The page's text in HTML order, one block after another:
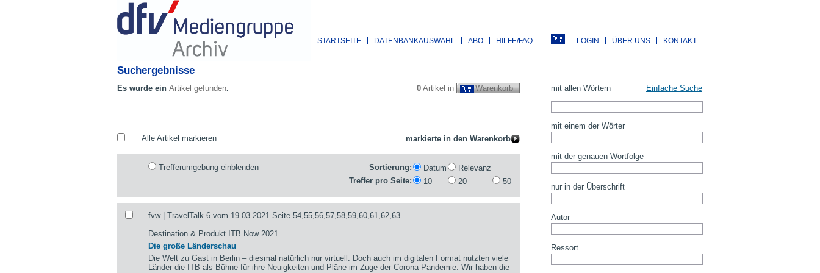
STARTSEITE DATENBANKAUSWAHL ABO HILFE/FAQ LOGIN ÜBER UNS KONTAKT
Suchergebnisse
0 Artikel in Warenkorb
Es wurde ein Artikel gefunden.
Alle Artikel markieren
Trefferumgebung einblenden Sortierung: Datum
Relevanz
Treffer pro Seite:
10 20 50
fvw | TravelTalk 6 vom 19.03.2021 Seite 54,55,56,57,58,59,60,61,62,63
Destination & Produkt ITB Now 2021
Die große Länderschau
Die Welt zu Gast in Berlin – diesmal natürlich nur virtuell. Doch auch im digitalen Format nutzten viele
Länder die ITB als Bühne für ihre Neuigkeiten und Pläne im Zuge der Corona-Pandemie. Wir haben die
mit allen Wörtern Einfache Suche
mit einem der Wörter
mit der genauen Wortfolge
nur in der Überschrift
Autor
Ressort